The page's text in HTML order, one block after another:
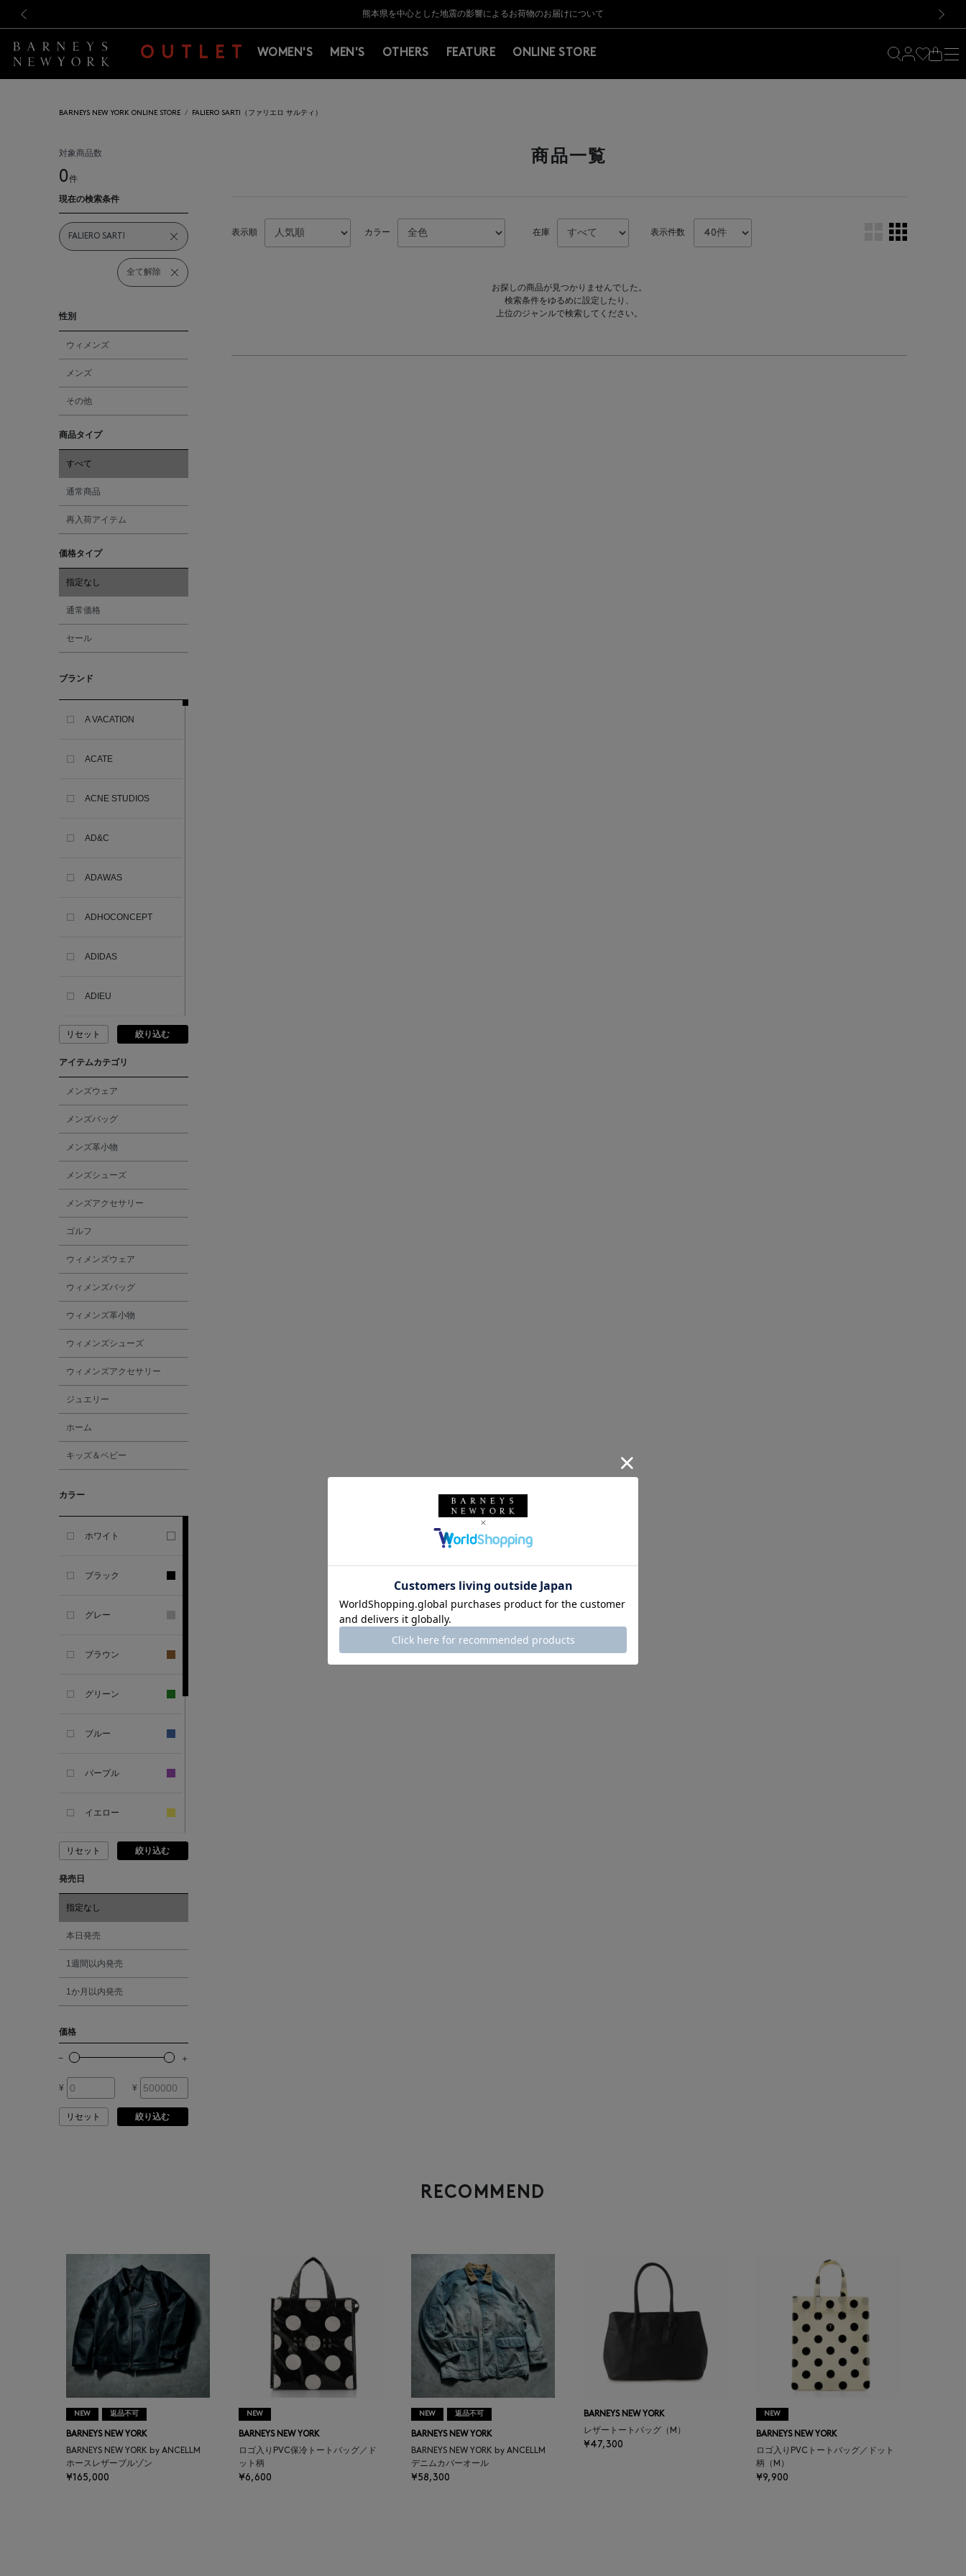
新規登録のお客様も対象！＜MY BARNEYS＞会員のお客様は11,000円（税込）以上のお買上げで常時送料無料！お買い物の際は会員登録を！
【夏季休業に伴う返品・交換承り一時停止のお知らせ】（2026.8.5）
熊本県を中心とした地震の影響によるお荷物のお届けについて
【開催中】SUMMER SALEのご案内・ご注意事項
新規登録のお客様も対象！＜MY BARNEYS＞会員のお客様は11,000円（税込）以上のお買上げで常時送料無料！お買い物の際は会員登録を！
【夏季休業に伴う返品・交換承り一時停止のお知らせ】（2026.8.5）
OUTLET WOMEN'S MEN'S OTHERS FEATURE ONLINE STORE
BARNEYS NEW YORK ONLINE STORE FALIERO SARTI（ファリエロ サルティ）
対象商品数
0件
現在の検索条件
FALIERO SARTI
全て解除
性別
ウィメンズ
メンズ
その他
商品タイプ
すべて
通常商品
再入荷アイテム
価格タイプ
指定なし
通常価格
セール
ブランド
A VACATION
ACATE
ACNE STUDIOS
AD&C
ADAWAS
ADHOCONCEPT
ADIDAS
ADIEU
ADLIN HUE
ADVISORY BOARD
CRYSTALS
AKIKO OGAWA.
ALBERT THURSTON
ALESSANDRO
GHERARDI
ALL THE WAYS TO SAY
ALPO
AMIRI
ANCELLM
ANCIENT GREEK
ASAUCE MELER
FIRENZE
BAKUNE
BALENCIAGA
BARBA
BARNEYS NEWYORK
BEAUTY
BASERANGE
リセット 絞り込む
アイテムカテゴリ
メンズウェア
メンズバッグ
メンズ革小物
メンズシューズ
メンズアクセサリー
ゴルフ
ウィメンズウェア
ウィメンズバッグ
ウィメンズ革小物
ウィメンズシューズ
ウィメンズアクセサリー
ジュエリー
ホーム
キッズ＆ベビー
カラー
ホワイト
ブラック
グレー
ブラウン
グリーン
ブルー
パープル
イエロー
ピンク
レッド
オレンジ
シルバー
リセット 絞り込む
発売日
指定なし
本日発売
1週間以内発売
1か月以内発売
価格
¥ ¥
リセット 絞り込む
商品一覧
表示順 カラー 在庫 表示件数
お探しの商品が見つかりませんでした。
検索条件をゆるめに設定したり、
上位のジャンルで検索してください。
RECOMMEND
NEW 返品不可
BARNEYS NEW YORK
BARNEYS NEW YORK by ANCELLM
ホースレザーブルゾン
¥165,000
NEW
BARNEYS NEW YORK
ロゴ入りPVC保冷トートバッグ／ド
ット柄
¥6,600
NEW 返品不可
BARNEYS NEW YORK
BARNEYS NEW YORK by ANCELLM
デニムカバーオール
¥58,300
BARNEYS NEW YORK
レザートートバッグ（M）
¥47,300
NEW
BARNEYS NEW YORK
ロゴ入りPVCトートバッグ／ドット
柄（M）
¥9,900